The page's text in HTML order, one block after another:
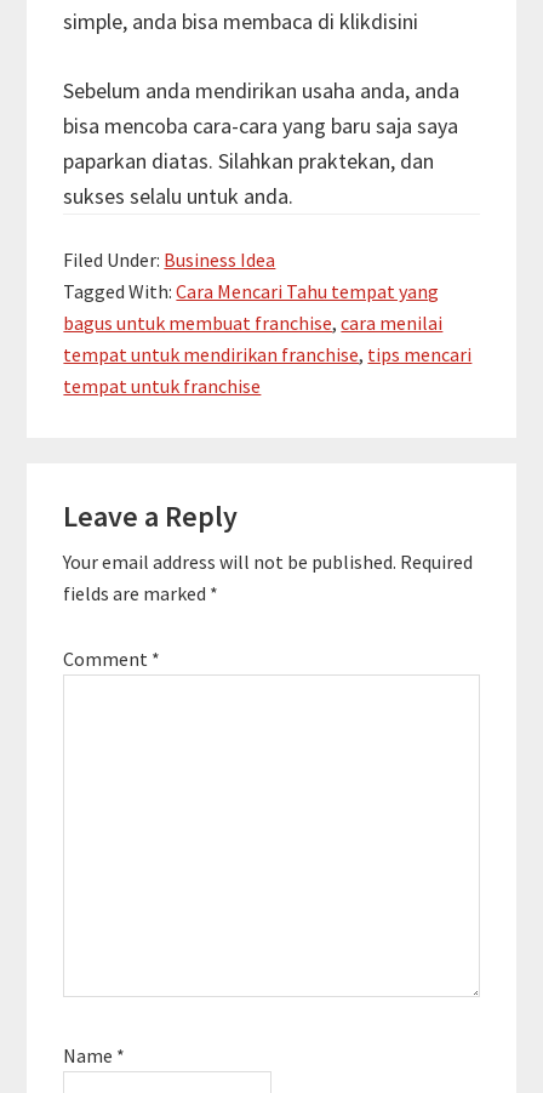
simple, anda bisa membaca di klikdisini
Sebelum anda mendirikan usaha anda, anda
bisa mencoba cara-cara yang baru saja saya
paparkan diatas. Silahkan praktekan, dan
sukses selalu untuk anda.
Filed Under: Business Idea
Tagged With:Cara Mencari Tahu tempat yang
bagus untuk membuat franchise,cara menilai
tempat untuk mendirikan franchise, tips mencari
tempat untuk franchise
Interactions
Leave a Reply
Your email address will not be published. Required
fields are marked *
Comment *
Name *